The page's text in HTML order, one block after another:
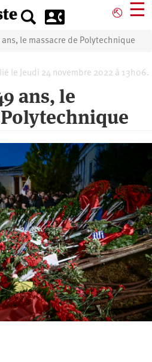
⎋ ☰
ans, le massacre de Polytechnique
le Jeudi 24 novembre 2022 à 13h06.
ans, le